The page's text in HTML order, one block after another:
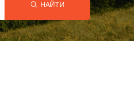
НАЙТИ